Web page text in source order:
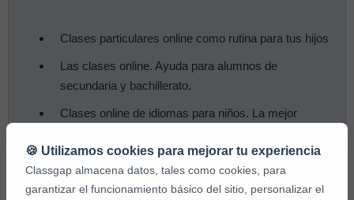
Clases particulares online como rutina para tus hijos
Las clases online. Ayuda para alumnos de
secundaria y bachillerato.
Clases online de idiomas para niños. La mejor
Cómo preparar la vuelta cole con clases online
Estas son todas las aplicaciones online de refuerzo
🍪 Utilizamos cookies para mejorar tu experiencia
Classgap almacena datos, tales como cookies, para
garantizar el funcionamiento básico del sitio, personalizar el